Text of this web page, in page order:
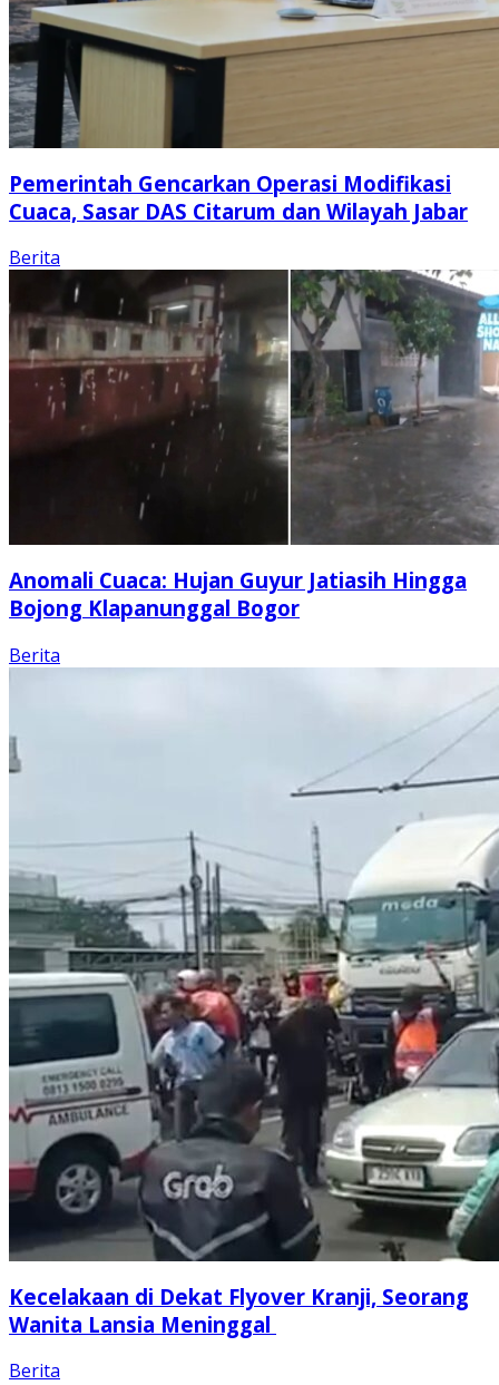
Pemerintah Gencarkan Operasi Modifikasi
Cuaca, Sasar DAS Citarum dan Wilayah Jabar
Berita
Anomali Cuaca: Hujan Guyur Jatiasih Hingga
Bojong Klapanunggal Bogor
Berita
Kecelakaan di Dekat Flyover Kranji, Seorang
Wanita Lansia Meninggal
Berita